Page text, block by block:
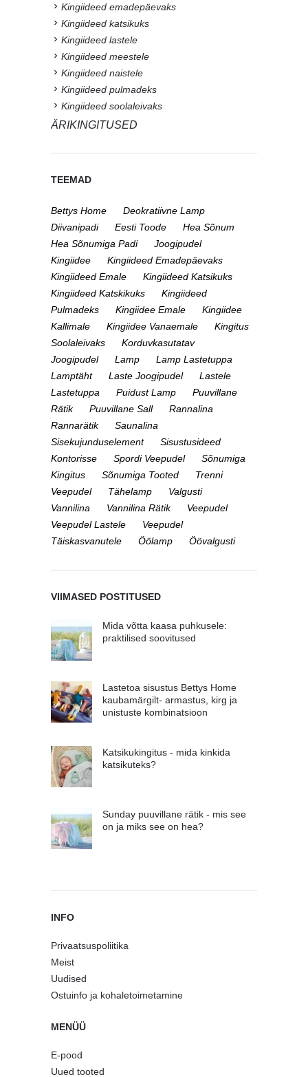
Kingiideed emadepäevaks
Kingiideed katsikuks
Kingiideed lastele
Kingiideed meestele
Kingiideed naistele
Kingiideed pulmadeks
Kingiideed soolaleivaks
ÄRIKINGITUSED
TEEMAD
Bettys Home
Deokratiivne Lamp
Diivanipadi
Eesti Toode
Hea Sõnum
Hea Sõnumiga Padi
Joogipudel
Kingiidee
Kingiideed Emadepäevaks
Kingiideed Emale
Kingiideed Katsikuks
Kingiideed Katskikuks
Kingiideed
Pulmadeks
Kingiidee Emale
Kingiidee
Kallimale
Kingiidee Vanaemale
Kingitus
Soolaleivaks
Korduvkasutatav
Joogipudel
Lamp
Lamp Lastetuppa
Lamptäht
Laste Joogipudel
Lastele
Lastetuppa
Puidust Lamp
Puuvillane
Rätik
Puuvillane Sall
Rannalina
Rannarätik
Saunalina
Sisekujunduselement
Sisustusideed
Kontorisse
Spordi Veepudel
Sõnumiga
Kingitus
Sõnumiga Tooted
Trenni
Veepudel
Tähelamp
Valgusti
Vannilina
Vannilina Rätik
Veepudel
Veepudel Lastele
Veepudel
Täiskasvanutele
Öölamp Öövalgusti
VIIMASED POSTITUSED
Mida võtta kaasa puhkusele:
praktilised soovitused
Lastetoa sisustus Bettys Home
kaubamärgilt- armastus, kirg ja
unistuste kombinatsioon
Katsikukingitus - mida kinkida
katsikuteks?
Sunday puuvillane rätik - mis see
on ja miks see on hea?
INFO
Privaatsuspoliitika
Meist
Uudised
Ostuinfo ja kohaletoimetamine
MENÜÜ
E-pood
Uued tooted